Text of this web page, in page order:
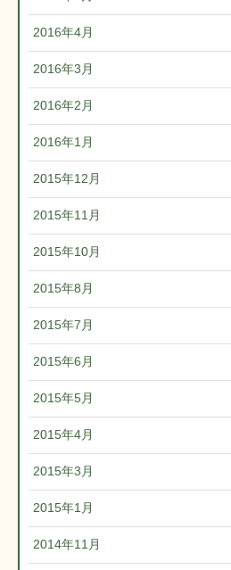
2016年4月
2016年3月
2016年2月
2016年1月
2015年12月
2015年11月
2015年10月
2015年8月
2015年7月
2015年6月
2015年5月
2015年4月
2015年3月
2015年1月
2014年11月